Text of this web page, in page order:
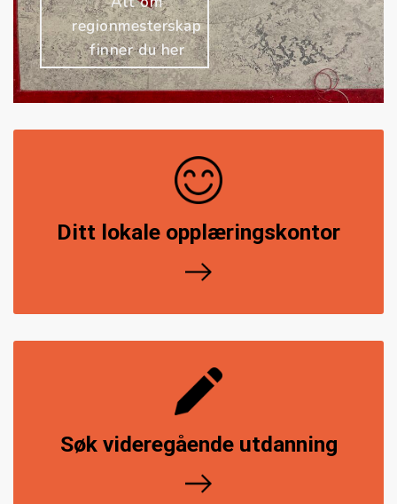
regionmesterskap
finner du her
Ditt lokale opplæringskontor
Søk videregående utdanning